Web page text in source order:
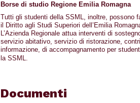
Borse di studio Regione Emilia Romagna
Tutti gli studenti della SSML, inoltre, possono
il Diritto agli Studi Superiori dell’Emilia
L’Azienda Regionale attua interventi di
servizio abitativo, servizio di ristorazione,
informazione, di accompagnamento per
la SSML.
Documenti